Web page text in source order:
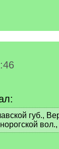
губ.,
вол.,